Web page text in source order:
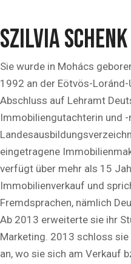
Szilvia Schenk
Sie wurde in Mohács
1992 an der Eötvös-
Abschluss auf Lehramt
Immobiliengutachterin und
eingetragene
verfügt über mehr als 15
Immobilienverkauf und
Fremdsprachen, nämlich
Ab 2013 erweiterte sie ihr
Marketing. 2013 schloss
an, wo sie sich am Verkauf